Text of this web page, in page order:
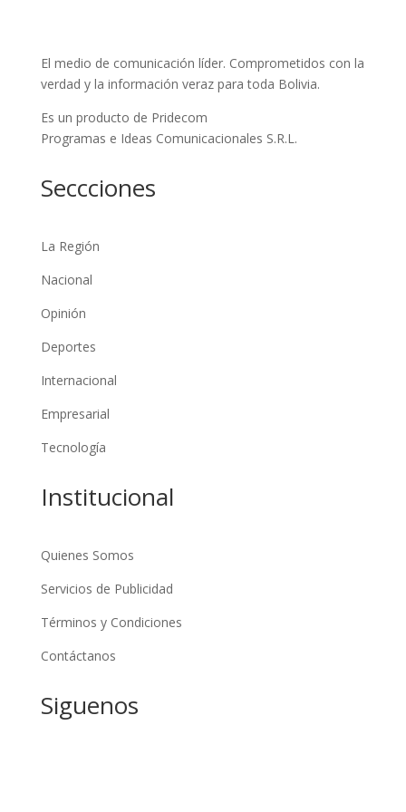
El medio de comunicación líder. Comprometidos con la
verdad y la información veraz para toda Bolivia.
Es un producto de Pridecom
Programas e Ideas Comunicacionales S.R.L.
Seccciones
La Región
Nacional
Opinión
Deportes
Internacional
Empresarial
Tecnología
Institucional
Quienes Somos
Servicios de Publicidad
Términos y Condiciones
Contáctanos
Siguenos